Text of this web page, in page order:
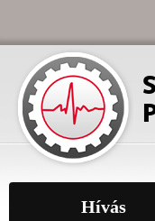
Hívás